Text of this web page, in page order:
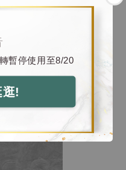
暫停使用至8/20
逛!